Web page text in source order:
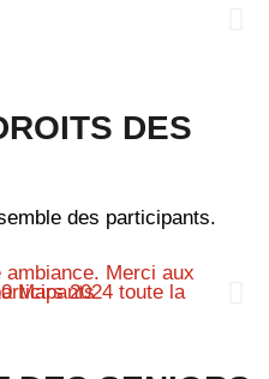
DES
des participants.